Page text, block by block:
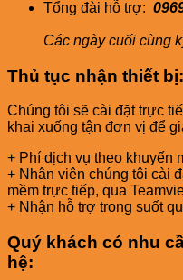
Tổng đài hỗ trợ:
Các ngày cuối cùng
Thủ tục nhận thiết bị:
Chúng tôi sẽ cài đặt trực
khai xuống tận đơn vị để
+ Phí dịch vụ theo khuyến
+ Nhân viên chúng tôi cài
mềm trực tiếp, qua
+ Nhận hỗ trợ trong suốt
Quý khách có nhu
hệ: